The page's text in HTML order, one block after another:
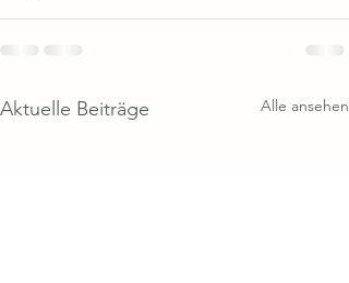
Aktuelle Beiträge Alle ansehen